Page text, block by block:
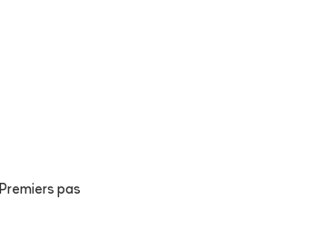
Premiers pas